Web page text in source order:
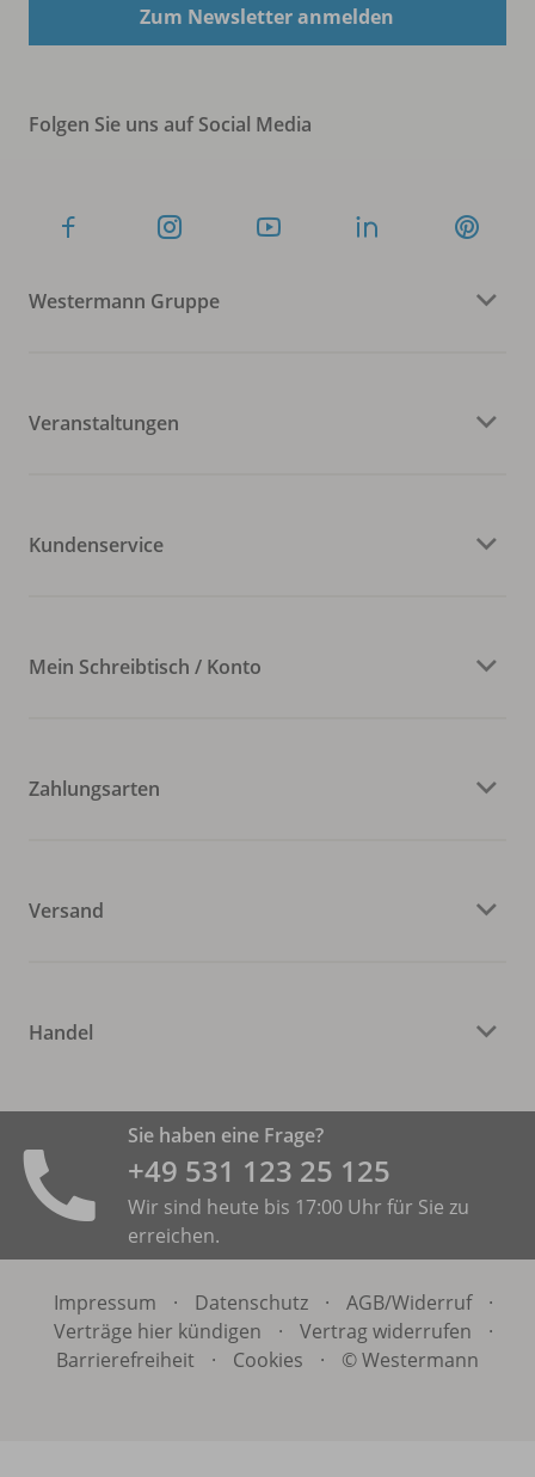
Zum Newsletter anmelden
Folgen Sie uns auf Social Media
Westermann Gruppe
Veranstaltungen
Kundenservice
Mein Schreibtisch / Konto
Zahlungsarten
Versand
Handel
Sie haben eine Frage?
+49 531 ­123 25 125
Wir sind heute bis 17:00 Uhr für Sie zu
erreichen.
Impressum · Datenschutz · AGB/Widerruf
·
Verträge hier kündigen
· Vertrag widerrufen
·
Barrierefreiheit
· Cookies · © Westermann